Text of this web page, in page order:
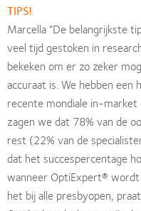
TIPS!
Marcella “De belangrijkste
veel tijd gestoken in
bekeken om er zo zeker
accuraat is. We hebben een
recente mondiale in-
zagen we dat 78% van de
rest (22% van de
dat het succespercentage
wanneer OptiExpert®
het bij alle presbyopen,